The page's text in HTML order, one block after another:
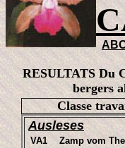
RESULTATS Du
bergers
Classe
Ausleses
VA1
Zamp vom